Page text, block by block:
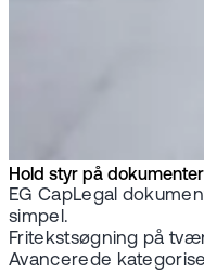
Hold styr på
EG CapLegal
simpel.
Fritekstsøgning på
Avancerede